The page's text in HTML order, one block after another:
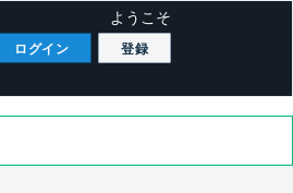
ようこそ
ログイン 登録